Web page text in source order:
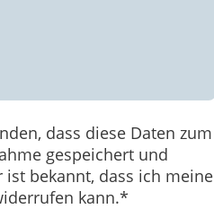
dass diese Daten zum
gespeichert und
bekannt, dass ich meine
kann.*